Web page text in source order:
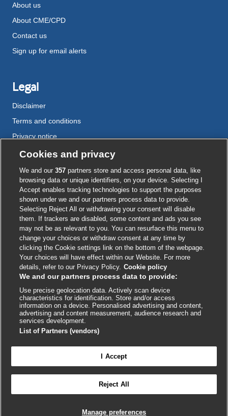
Inicie sesión para acceder a todo el BMJ Best Practice
About us
About CME/CPD
Contact us
Sign up for email alerts
Legal
Disclaimer
Terms and conditions
Privacy notice
Cookie policy
Accessibility
External
link
opens
in
a
new
window
External
link
opens
in
a
new
window
External
link
opens
in
a
new
window
External
link
opens
in
a
new
window
External
link
opens
in
a
new
window
© BMJ Publishing Group 2026
ISSN 2515-9615

Cookies and privacy
We and our357 partners store and access personal data, like
browsing data or unique identifiers, on your device. Selecting I
Accept enables tracking technologies to support the purposes
shown under we and our partners process data to provide.
Selecting Reject All or withdrawing your consent will disable
them. If trackers are disabled, some content and ads you see
may not be as relevant to you. You can resurface this menu to
change your choices or withdraw consent at any time by
clicking the Cookie settings link on the bottom of the webpage.
Your choices will have effect within our Website. For more
details, refer to our Privacy Policy. Cookie policy
We and our partners process data to provide:
Use precise geolocation data. Actively scan device
characteristics for identification. Store and/or access
information on a device. Personalised advertising and content,
advertising and content measurement, audience research and
services development.
List of Partners (vendors)
I Accept
Reject All
Manage preferences